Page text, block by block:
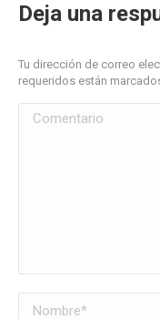
Deja una
Tu dirección de correo
requeridos están
Comentario
Nombre *